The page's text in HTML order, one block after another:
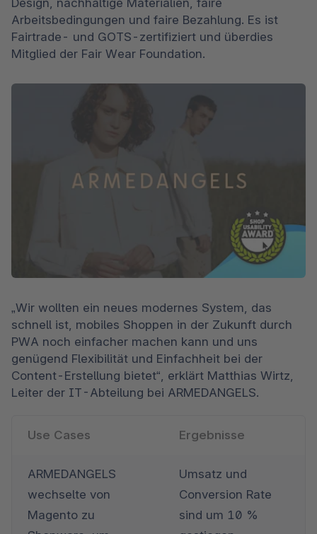
Design, nachhaltige Materialien, faire
Arbeitsbedingungen und faire Bezahlung. Es ist
Fairtrade- und GOTS-zertifiziert und überdies
Mitglied der Fair Wear Foundation.
„Wir wollten ein neues modernes System, das
schnell ist, mobiles Shoppen in der Zukunft durch
PWA noch einfacher machen kann und uns
genügend Flexibilität und Einfachheit bei der
Content-Erstellung bietet“, erklärt Matthias Wirtz,
Leiter der IT-Abteilung bei ARMEDANGELS.
Use Cases Ergebnisse
ARMEDANGELS
wechselte von
Magento zu
Umsatz und
Conversion Rate
sind um 10 %